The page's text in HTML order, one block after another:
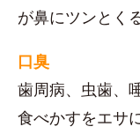
が鼻にツンとく
口臭
歯周病、虫歯、
食べかすをエサ